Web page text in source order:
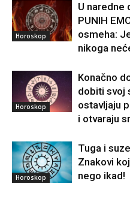
Horoskop
U naredne
PUNIH
osmeha:
nikoga
Horoskop
Konačno
dobiti svoj
ostavljaju
i otvaraju
Horoskop
Tuga i
Znakovi
nego ikad!